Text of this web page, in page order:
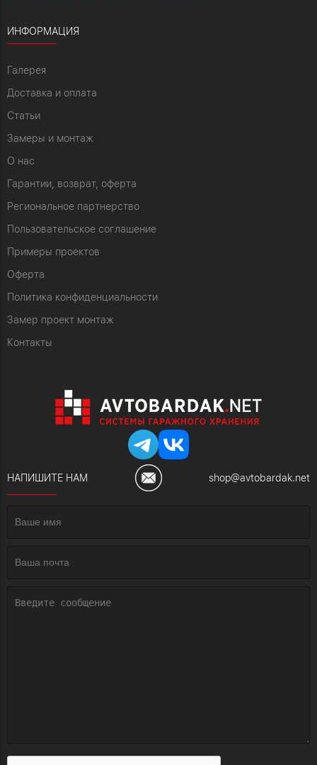
ИНФОРМАЦИЯ
Галерея
Доставка и оплата
Статьи
Замеры и монтаж
О нас
Гарантии, возврат, оферта
Региональное партнерство
Пользовательское соглашение
Примеры проектов
Оферта
Политика конфиденциальности
Замер проект монтаж
Контакты
НАПИШИТЕ НАМ shop@avtobardak.net